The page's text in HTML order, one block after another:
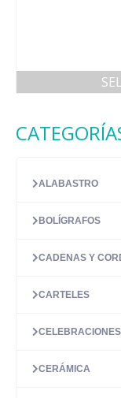
ALABASTRO
BOLÍGRAFOS
CADENAS Y
CARTELES
CERÁMICA